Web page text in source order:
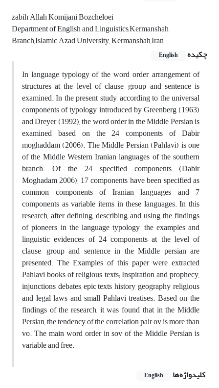
zabih Allah Komijani Bozcheloei
Department of English and Linguistics,Kermanshah
Branch,Islamic Azad University, Kermanshah,Iran
چکیده
English
In language typology of the word order, arrangement of
structures at the level of clause, group and sentence is
examined. In the present study, according to the universal
components of typology introduced by Greenberg (1963)
and Dreyer (1992), the word order in the Middle Persian is
examined based on the 24 components of Dabir
moghaddam (2006). The Middle Persian (Pahlavi) is one
of the Middle Western Iranian languages of the southern
branch. Of the 24 specified components (Dabir
Moghadam 2006), 17 components have been specified as
common components of Iranian languages and 7
components as variable items in these languages. In this
research, after defining, describing and using the findings
of pioneers in the language typology, the examples and
linguistic evidences of 24 components at the level of
clause, group and sentence in the Middle persian are
presented. The Examples of this paper were extracted
Pahlavi books of religious texts; Inspiration and prophecy,
injunctions, debates, epic texts, history, geography, religious
and legal laws and small Pahlavi treatises. Based on the
findings of the research, it was found that in the Middle
Persian, the tendency of the correlation pair ov is more than
vo. The main word order in sov of the Middle Persian is
variable and free.
کلیدواژه‌ها
English